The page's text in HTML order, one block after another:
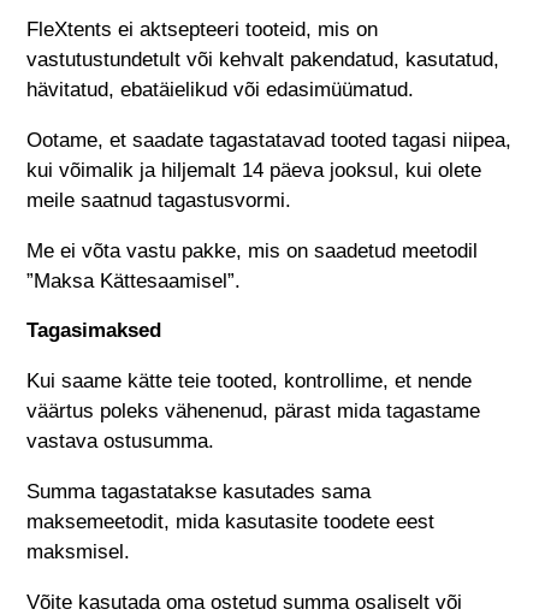
FleXtents ei aktsepteeri tooteid, mis on
vastutustundetult või kehvalt pakendatud, kasutatud,
hävitatud, ebatäielikud või edasimüümatud.
Ootame, et saadate tagastatavad tooted tagasi niipea,
kui võimalik ja hiljemalt 14 päeva jooksul, kui olete
meile saatnud tagastusvormi.
Me ei võta vastu pakke, mis on saadetud meetodil
”Maksa Kättesaamisel”.
Tagasimaksed
Kui saame kätte teie tooted, kontrollime, et nende
väärtus poleks vähenenud, pärast mida tagastame
vastava ostusumma.
Summa tagastatakse kasutades sama
maksemeetodit, mida kasutasite toodete eest
maksmisel.
Võite kasutada oma ostetud summa osaliselt või